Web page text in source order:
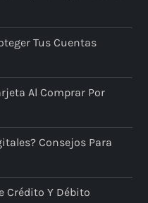
Tus Cuentas
Al Comprar Por
Consejos Para
Crédito Y Débito